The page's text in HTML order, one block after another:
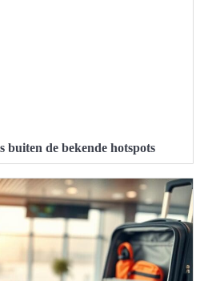
buiten de bekende hotspots